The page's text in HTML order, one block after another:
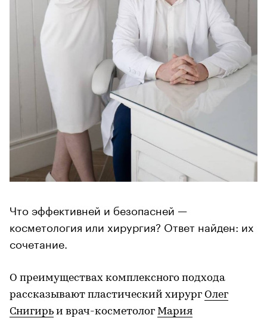
Что эффективней и безопасней —
косметология или хирургия? Ответ найден: их
сочетание.
О преимуществах комплексного подхода
рассказывают пластический хирург Олег
Снигирь и врач-косметолог Мария